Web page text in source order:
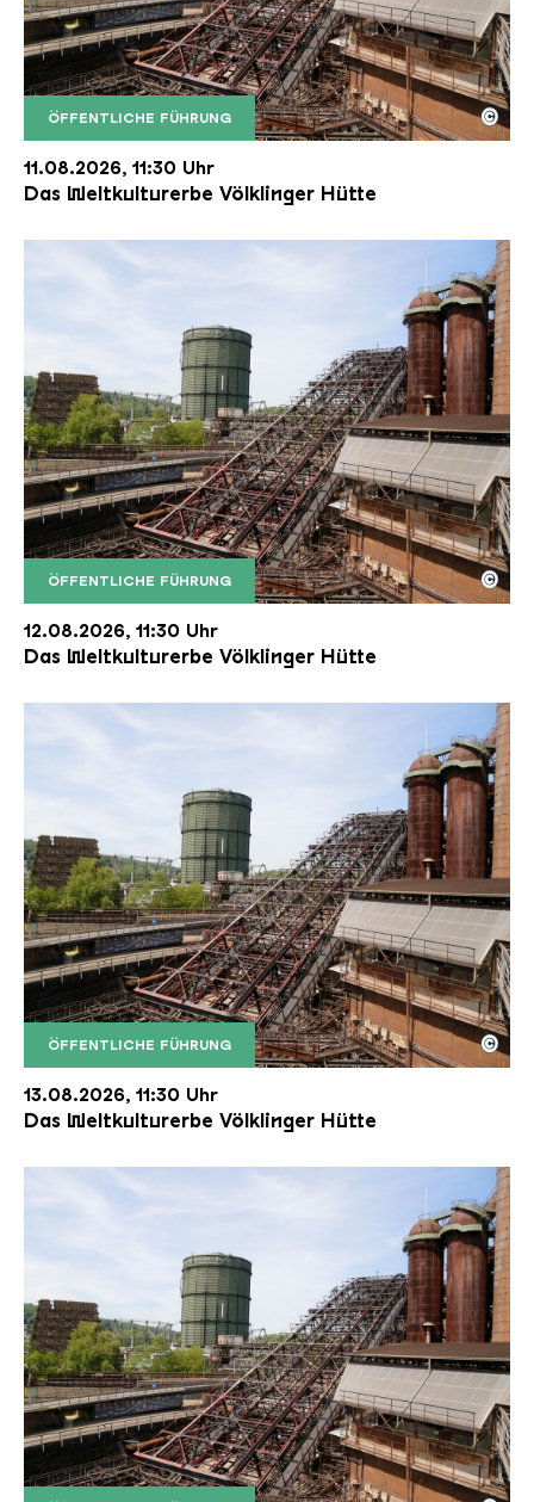
ÖFFENTLICHE FÜHRUNG
Der Erzschrägaufzug der Völklinger Hütte mit
Copyright: Weltkulturerbe Völklinger Hütte | Karl
©
11.08.2026, 11:30 Uhr
Das Weltkulturerbe Völklinger Hütte
ÖFFENTLICHE FÜHRUNG
Der Erzschrägaufzug der Völklinger Hütte mit
Copyright: Weltkulturerbe Völklinger Hütte | Karl
©
12.08.2026, 11:30 Uhr
Das Weltkulturerbe Völklinger Hütte
ÖFFENTLICHE FÜHRUNG
Der Erzschrägaufzug der Völklinger Hütte mit
Copyright: Weltkulturerbe Völklinger Hütte | Karl
©
13.08.2026, 11:30 Uhr
Das Weltkulturerbe Völklinger Hütte